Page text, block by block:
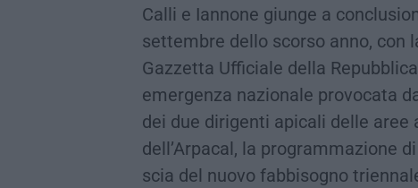
Calli e Iannone giunge a
settembre dello scorso anno, con
Gazzetta Ufficiale della
emergenza nazionale provocata
dei due dirigenti apicali delle
dell’Arpacal, la programmazione
scia del nuovo fabbisogno